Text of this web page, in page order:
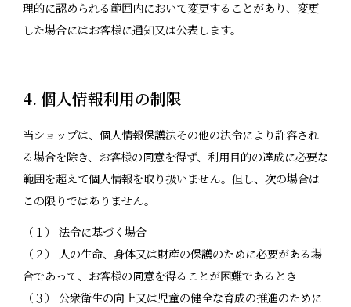
理的に認められる範囲内において変更することがあり、変更
した場合にはお客様に通知又は公表します。
4. 個人情報利用の制限
当ショップは、個人情報保護法その他の法令により許容され
る場合を除き、お客様の同意を得ず、利用目的の達成に必要な
範囲を超えて個人情報を取り扱いません。但し、次の場合は
この限りではありません。
（１） 法令に基づく場合
（２） 人の生命、身体又は財産の保護のために必要がある場
合であって、お客様の同意を得ることが困難であるとき
（３） 公衆衛生の向上又は児童の健全な育成の推進のために